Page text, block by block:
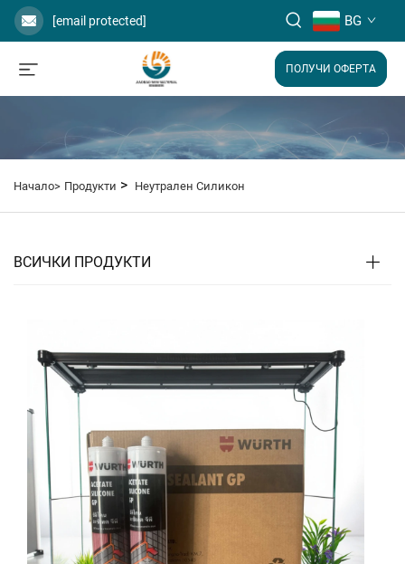
[email protected] BG
ПОЛУЧИ ОФЕРТА
Начало> Продукти > Неутрален Силикон
ВСИЧКИ ПРОДУКТИ